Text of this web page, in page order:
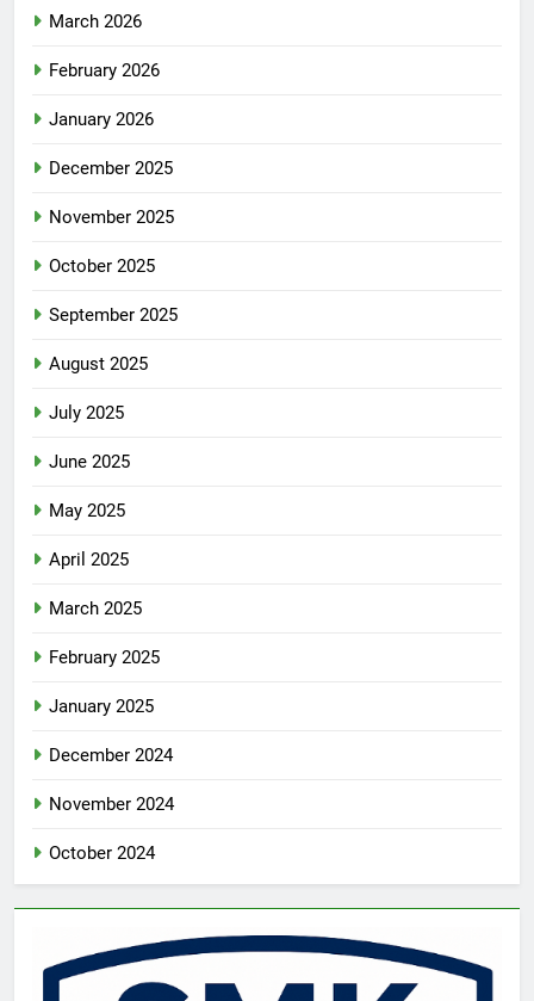
March 2026
February 2026
January 2026
December 2025
November 2025
October 2025
September 2025
August 2025
July 2025
June 2025
May 2025
April 2025
March 2025
February 2025
January 2025
December 2024
November 2024
October 2024